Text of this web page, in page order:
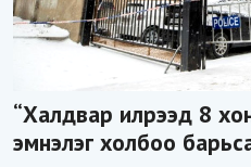
“Халдвар илрээд 8
эмнэлэг холбоо